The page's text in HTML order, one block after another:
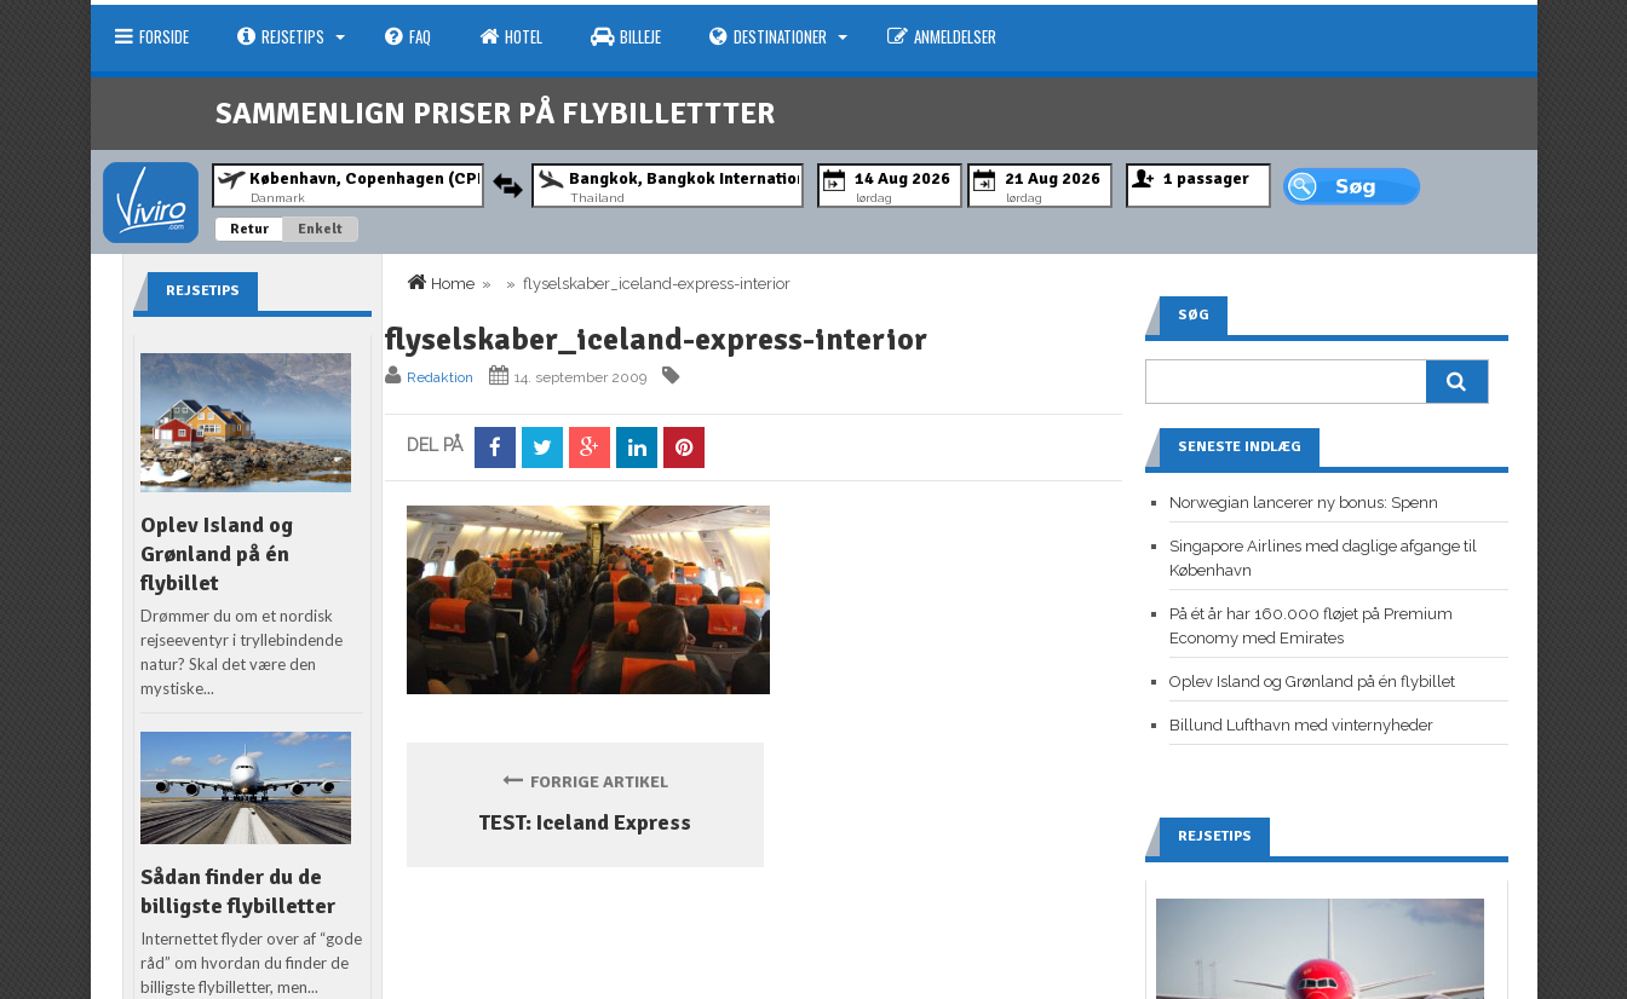
FORSIDE REJSETIPS FAQ HOTEL BILLEJE DESTINATIONER ANMELDELSER
SAMMENLIGN PRISER PÅ FLYBILLETTTER
Danmark Thailand lørdag lørdag
Retur Enkelt
Home » » flyselskaber_iceland-express-interior
flyselskaber_iceland-express-interior
Redaktion 14. september 2009
DEL PÅ
FORRIGE ARTIKEL
TEST: Iceland Express
REJSETIPS
Oplev Island og
Grønland på én
flybillet
Drømmer du om et nordisk
rejseeventyr i tryllebindende
natur? Skal det være den
mystiske...
Sådan finder du de
billigste flybilletter
Internettet flyder over af “gode
råd” om hvordan du finder de
billigste flybilletter, men...
SØG
SENESTE INDLÆG
Norwegian lancerer ny bonus: Spenn
Singapore Airlines med daglige afgange til
København
På ét år har 160.000 fløjet på Premium
Economy med Emirates
Oplev Island og Grønland på én flybillet
Billund Lufthavn med vinternyheder
REJSETIPS